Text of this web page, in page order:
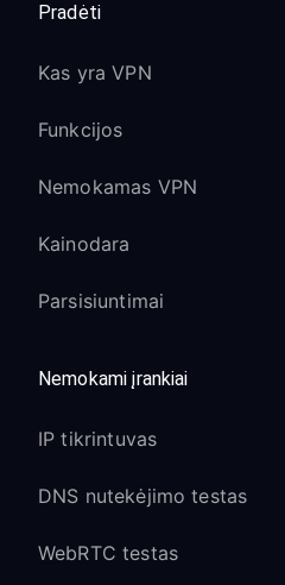
Pradėti
Kas yra VPN
Funkcijos
Nemokamas VPN
Kainodara
Parsisiuntimai
Nemokami įrankiai
IP tikrintuvas
DNS nutekėjimo testas
WebRTC testas